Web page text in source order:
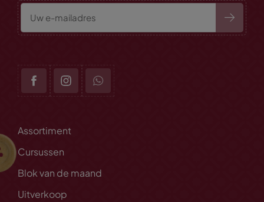
Assortiment
Cursussen
Blok van de maand
Uitverkoop